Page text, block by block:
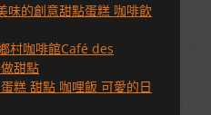
的創意甜點蛋糕 咖啡飲
村咖啡館Café des
甜點
糕 甜點 咖哩飯 可愛的日